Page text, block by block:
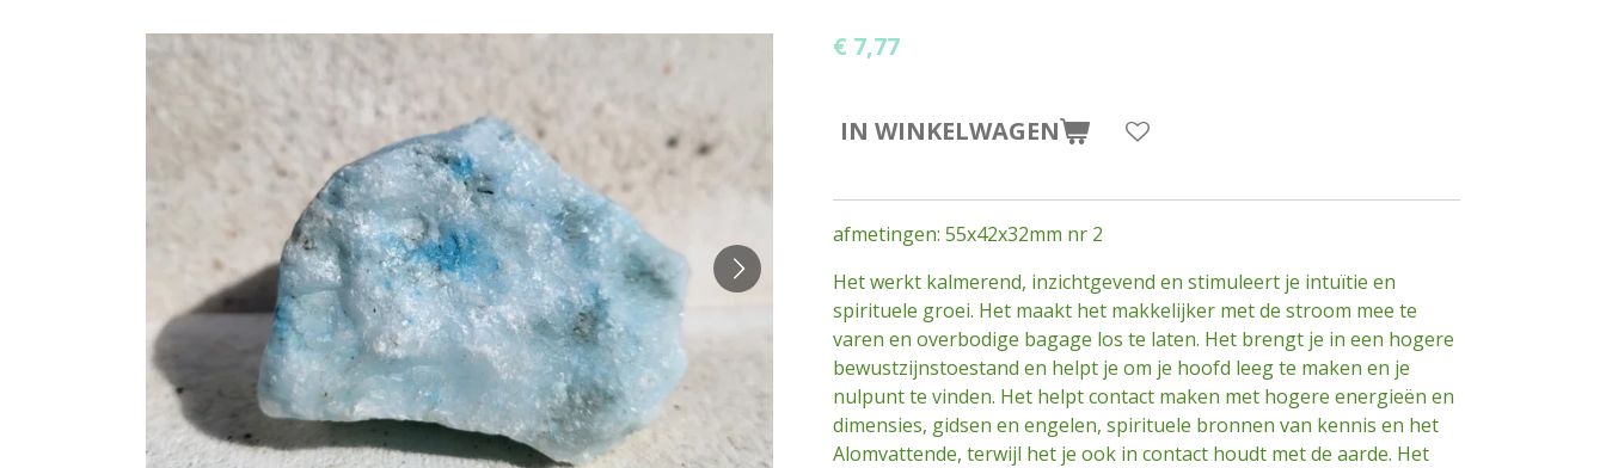
€ 7,77
IN WINKELWAGEN
afmetingen: 55x42x32mm nr 2
Het werkt kalmerend, inzichtgevend en stimuleert je intuïtie en
spirituele groei. Het maakt het makkelijker met de stroom mee te
varen en overbodige bagage los te laten. Het brengt je in een hogere
bewustzijnstoestand en helpt je om je hoofd leeg te maken en je
nulpunt te vinden. Het helpt contact maken met hogere energieën en
dimensies, gidsen en engelen, spirituele bronnen van kennis en het
Alomvattende, terwijl het je ook in contact houdt met de aarde. Het